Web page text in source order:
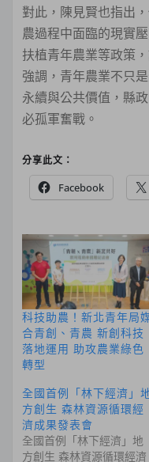
對此，陳見賢也指出
農過程中面臨的現實
扶植青年農業等政策
強調，青年農業不只
永續與公共價值，縣
必孤軍奮戰。
分享此文：
Facebook
科技助農！新北青年局
合青創、青農 新創科技
落地運用 助攻農業綠色
轉型
全國首例「林下經濟」
方創生 森林資源循環經
濟成果發表會
全國首例「林下經濟」地
方創生 森林資源循環經濟